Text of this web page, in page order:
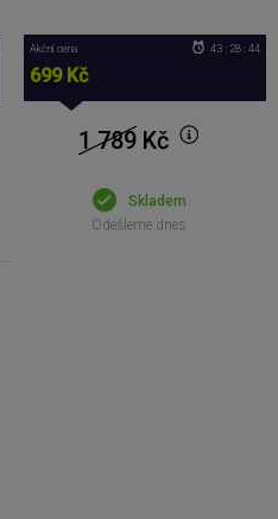
Akční cena
699 Kč
43 : 28 : 44
1 789 Kč
Skladem
Odešleme dnes